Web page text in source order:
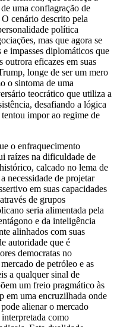
uma conflagração de
cenário descrito pela
política
mas que agora se
e impasses diplomáticos que
outrora eficazes em suas
longe de ser um mero
o sintoma de uma
teocrático que utiliza a
desafiando a lógica
impor ao regime de
o enfraquecimento
raízes na dificuldade de
calcado no lema de
necessidade de projetar
em suas capacidades
de grupos
seria alimentada pela
e da inteligência
alinhados com suas
autoridade que é
democratas no
de petróleo e as
a qualquer sinal de
um freio pragmático às
em uma encruzilhada onde
alienar o mercado
como